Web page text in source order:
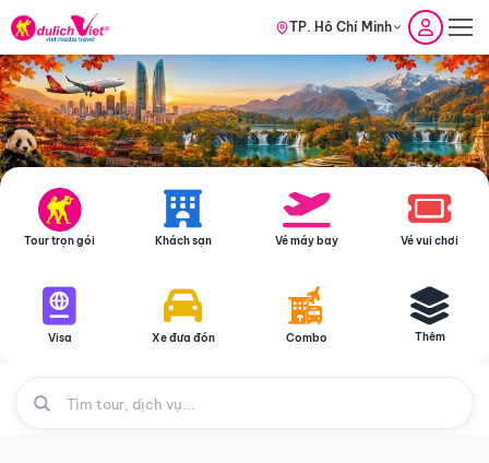
TP. Hồ Chí Minh
Tour trọn gói Khách sạn Vé máy bay Vé vui chơi
Visa Xe đưa đón Combo Thêm